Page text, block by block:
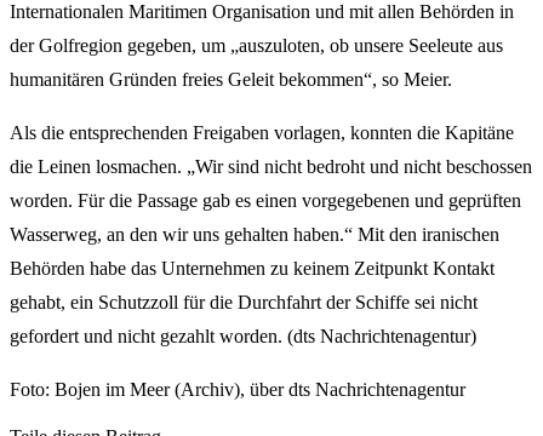
Internationalen Maritimen Organisation und mit allen Behörden in
der Golfregion gegeben, um „auszuloten, ob unsere Seeleute aus
humanitären Gründen freies Geleit bekommen“, so Meier.
Als die entsprechenden Freigaben vorlagen, konnten die Kapitäne
die Leinen losmachen. „Wir sind nicht bedroht und nicht beschossen
worden. Für die Passage gab es einen vorgegebenen und geprüften
Wasserweg, an den wir uns gehalten haben.“ Mit den iranischen
Behörden habe das Unternehmen zu keinem Zeitpunkt Kontakt
gehabt, ein Schutzzoll für die Durchfahrt der Schiffe sei nicht
gefordert und nicht gezahlt worden. (dts Nachrichtenagentur)
Foto: Bojen im Meer (Archiv), über dts Nachrichtenagentur